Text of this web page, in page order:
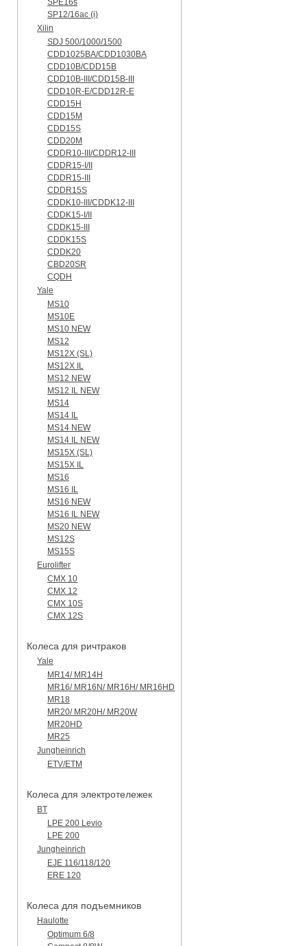
SP12/16ac (i)
Xilin
SDJ 500/1000/1500
CDD1025BA/CDD1030BA
CDD10B/CDD15B
CDD10B-III/CDD15B-III
CDD10R-E/CDD12R-E
CDD15H
CDD15M
CDD15S
CDD20M
CDDR10-III/CDDR12-III
CDDR15-I/II
CDDR15-III
CDDR15S
CDDK10-III/CDDK12-III
CDDK15-I/II
CDDK15-III
CDDK15S
CDDK20
CBD20SR
CQDH
Yale
MS10
MS10E
MS10 NEW
MS12
MS12X (SL)
MS12X IL
MS12 NEW
MS12 IL NEW
MS14
MS14 IL
MS14 NEW
MS14 IL NEW
MS15X (SL)
MS15X IL
MS16
MS16 IL
MS16 NEW
MS16 IL NEW
MS20 NEW
MS12S
MS15S
Eurolifter
CMX 10
CMX 12
CMX 10S
CMX 12S
Колеса для ричтраков
Yale
MR14/ MR14H
MR16/ MR16N/ MR16H/ MR16HD
MR18
MR20/ MR20H/ MR20W
MR20HD
MR25
Jungheinrich
ETV/ETM
Колеса для электротележек
BT
LPE 200 Levio
LPE 200
Jungheinrich
EJE 116/118/120
ERE 120
Колеса для подъемников
Haulotte
Optimum 6/8